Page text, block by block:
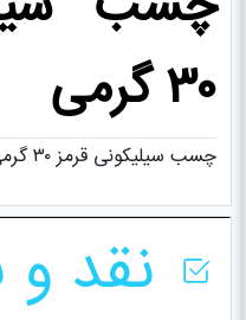
۳۰ گرمی
چسب سیلیکونی قرمز ۳۰ گرمی
نقد و